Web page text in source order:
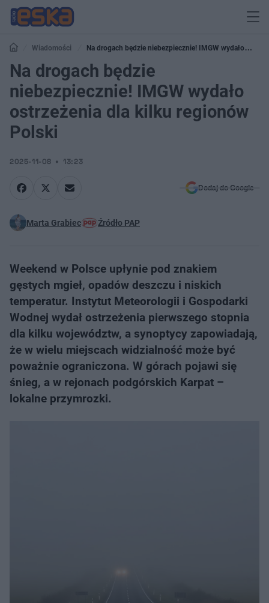
Wiadomości
Na drogach będzie niebezpiecznie! IMGW wydało
ostrzeżenia dla kilku regionów Polski
Na drogach będzie
niebezpiecznie! IMGW wydało
ostrzeżenia dla kilku regionów
Polski
2025-11-08 13:23
Dodaj do Google
Marta Grabiec Źródło PAP
Weekend w Polsce upłynie pod znakiem
gęstych mgieł, opadów deszczu i niskich
temperatur. Instytut Meteorologii i Gospodarki
Wodnej wydał ostrzeżenia pierwszego stopnia
dla kilku województw, a synoptycy zapowiadają,
że w wielu miejscach widzialność może być
poważnie ograniczona. W górach pojawi się
śnieg, a w rejonach podgórskich Karpat –
lokalne przymrozki.